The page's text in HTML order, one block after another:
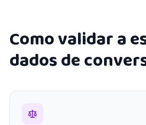
Como validar a
dados de